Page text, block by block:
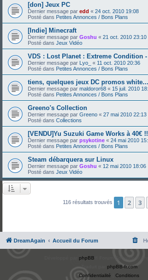
[don] Jeux PC
Dernier message par edd « 24 oct. 2010 19:08
Posté dans Petites Annonces / Bons Plans
[Indie] Minecraft
Dernier message par Goshu « 21 oct. 2010 23:10
Posté dans Jeux Vidéo
VDS : Lost Planet : Extreme Condition
Dernier message par Lyo_ « 11 oct. 2010 20:36
Posté dans Petites Annonces / Bons Plans
tiens, quelques jeux DC promos
Dernier message par maldoror68 « 15 juil. 2010
Posté dans Petites Annonces / Bons Plans
Greeno's Collection
Dernier message par Greeno « 27 mai 2010 22:13
Posté dans Collections
[VENDU]Yu Suzuki Game Works à 40€
Dernier message par psykotine « 24 mai 2010
Posté dans Petites Annonces / Bons Plans
Steam débarquera sur Linux
Dernier message par Goshu « 12 mai 2010 18:06
Posté dans Jeux Vidéo
116 résultats trouvés 1 2 3
DreamAgain Accueil du Forum
phpBB
phpBB-fr.com
Confidentialité
Conditions